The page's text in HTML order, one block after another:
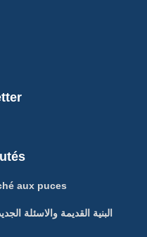
aux puces
البنية القديمة والاسئلة